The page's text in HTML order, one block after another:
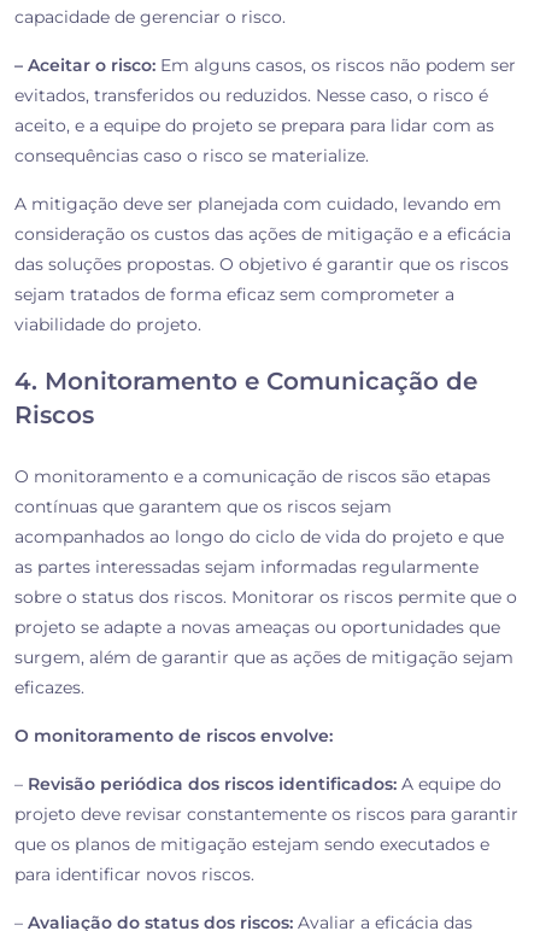
capacidade de gerenciar o risco.
– Aceitar o risco: Em alguns casos, os riscos não podem ser
evitados, transferidos ou reduzidos. Nesse caso, o risco é
aceito, e a equipe do projeto se prepara para lidar com as
consequências caso o risco se materialize.
A mitigação deve ser planejada com cuidado, levando em
consideração os custos das ações de mitigação e a eficácia
das soluções propostas. O objetivo é garantir que os riscos
sejam tratados de forma eficaz sem comprometer a
viabilidade do projeto.
4. Monitoramento e Comunicação de
Riscos
O monitoramento e a comunicação de riscos são etapas
contínuas que garantem que os riscos sejam
acompanhados ao longo do ciclo de vida do projeto e que
as partes interessadas sejam informadas regularmente
sobre o status dos riscos. Monitorar os riscos permite que o
projeto se adapte a novas ameaças ou oportunidades que
surgem, além de garantir que as ações de mitigação sejam
eficazes.
O monitoramento de riscos envolve:
– Revisão periódica dos riscos identificados: A equipe do
projeto deve revisar constantemente os riscos para garantir
que os planos de mitigação estejam sendo executados e
para identificar novos riscos.
– Avaliação do status dos riscos: Avaliar a eficácia das